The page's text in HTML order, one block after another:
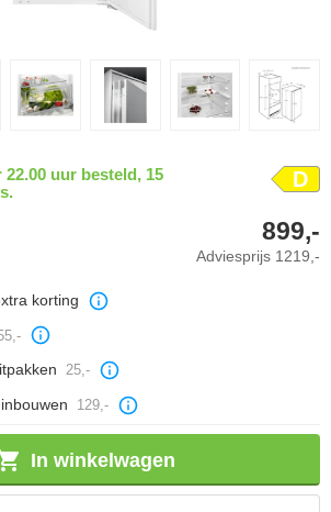
22.00 uur besteld, 15
D
Adviesprijs 1219,-
899,-
korting
25,-
129,-
In winkelwagen